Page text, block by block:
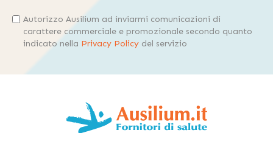
Autorizzo Ausilium ad inviarmi comunicazioni di
carattere commerciale e promozionale secondo quanto
indicato nella Privacy Policy del servizio